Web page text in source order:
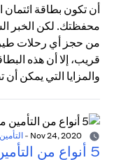
أن تكون بطاقة
محفظتك. لكن الخبر
من حجز أي رحلات
قريب، إلا أن هذه
والمزايا التي يمكن
- التأمين
5 أنواع من التأمين متوفرة في الإمارات